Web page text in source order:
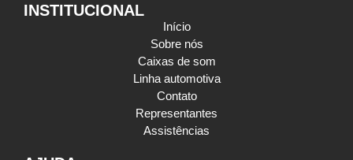
INSTITUCIONAL
Início
Sobre nós
Caixas de som
Linha automotiva
Contato
Representantes
Assistências